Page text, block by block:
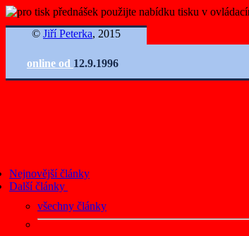
© Jiří Peterka, 2015
online od 12.9.1996
Nejnovější články
Další články
všechny články